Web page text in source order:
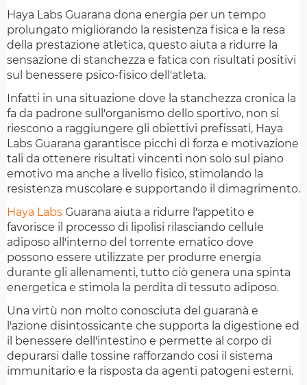
Haya Labs Guarana dona energia per un tempo
prolungato migliorando la resistenza fisica e la resa
della prestazione atletica, questo aiuta a ridurre la
sensazione di stanchezza e fatica con risultati positivi
sul benessere psico-fisico dell'atleta.
Infatti in una situazione dove la stanchezza cronica la
fa da padrone sull'organismo dello sportivo, non si
riescono a raggiungere gli obiettivi prefissati, Haya
Labs Guarana garantisce picchi di forza e motivazione
tali da ottenere risultati vincenti non solo sul piano
emotivo ma anche a livello fisico, stimolando la
resistenza muscolare e supportando il dimagrimento.
Haya Labs Guarana aiuta a ridurre l'appetito e
favorisce il processo di lipolisi rilasciando cellule
adiposo all'interno del torrente ematico dove
possono essere utilizzate per produrre energia
durante gli allenamenti, tutto ciò genera una spinta
energetica e stimola la perdita di tessuto adiposo.
Una virtù non molto conosciuta del guaranà e
l'azione disintossicante che supporta la digestione ed
il benessere dell'intestino e permette al corpo di
depurarsi dalle tossine rafforzando cosi il sistema
immunitario e la risposta da agenti patogeni esterni.